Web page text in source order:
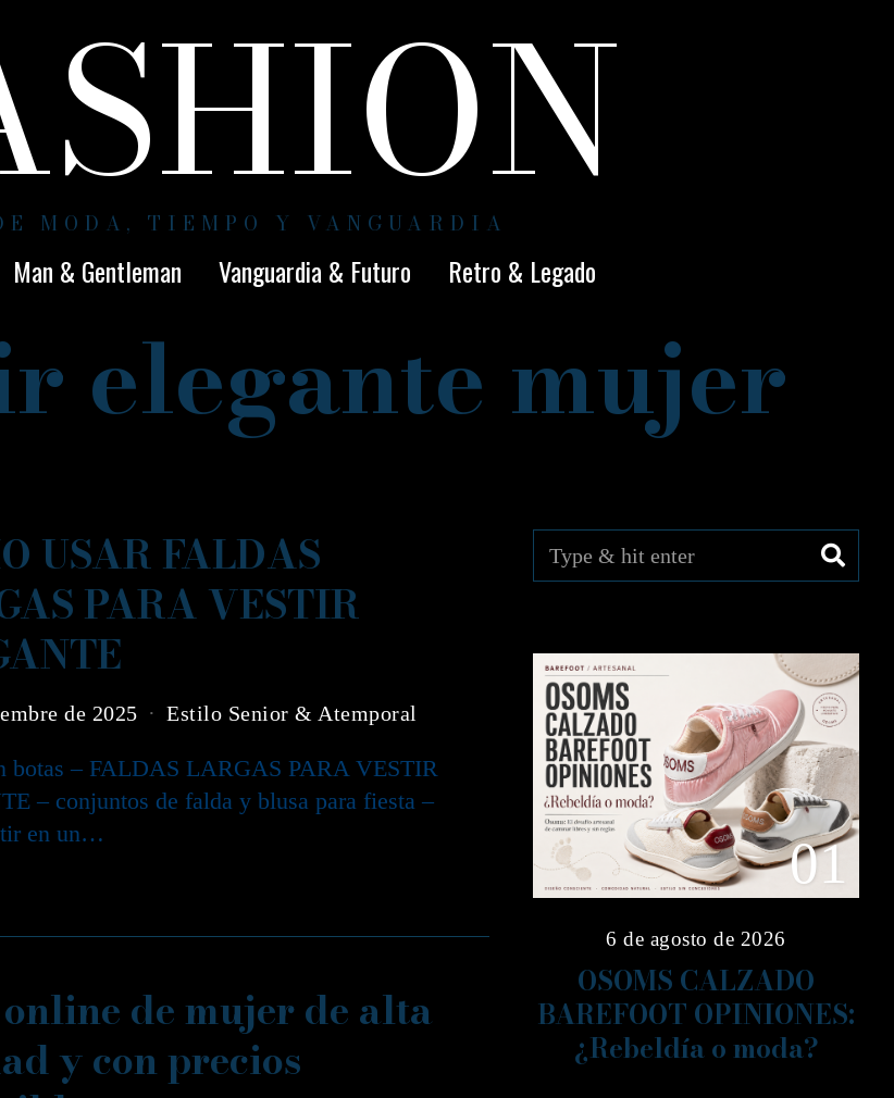
MODA, TIEMPO Y VANGUARDIA
Man & Gentleman Vanguardia & Futuro Retro & Legado
elegante mujer
USAR FALDAS
PARA VESTIR
de 2025 Estilo Senior & Atemporal
botas – FALDAS LARGAS PARA VESTIR
– conjuntos de falda y blusa para fiesta –
en un…
de mujer de alta
y con precios
01
6 de agosto de 2026
OSOMS CALZADO
BAREFOOT OPINIONES:
¿Rebeldía o moda?